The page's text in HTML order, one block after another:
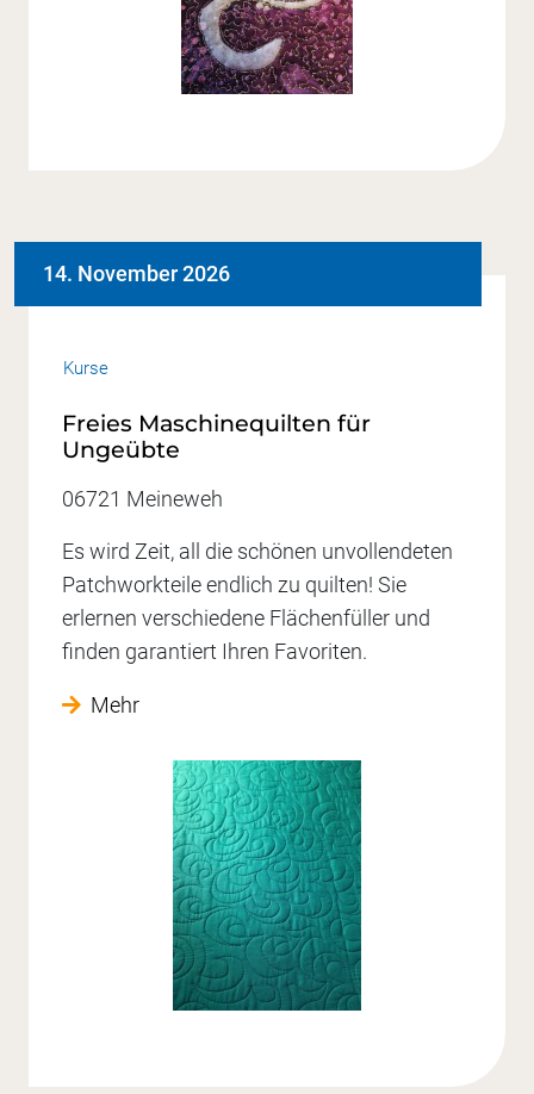
Kurse
14. November 2026
Freies Maschinequilten für
Ungeübte
06721 Meineweh
Es wird Zeit, all die schönen unvollendeten
Patchworkteile endlich zu quilten! Sie
erlernen verschiedene Flächenfüller und
finden garantiert Ihren Favoriten.
Mehr